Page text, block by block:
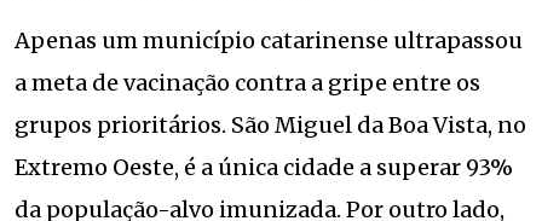
Apenas um município catarinense ultrapassou
a meta de vacinação contra a gripe entre os
grupos prioritários. São Miguel da Boa Vista, no
Extremo Oeste, é a única cidade a superar 93%
da população-alvo imunizada. Por outro lado,